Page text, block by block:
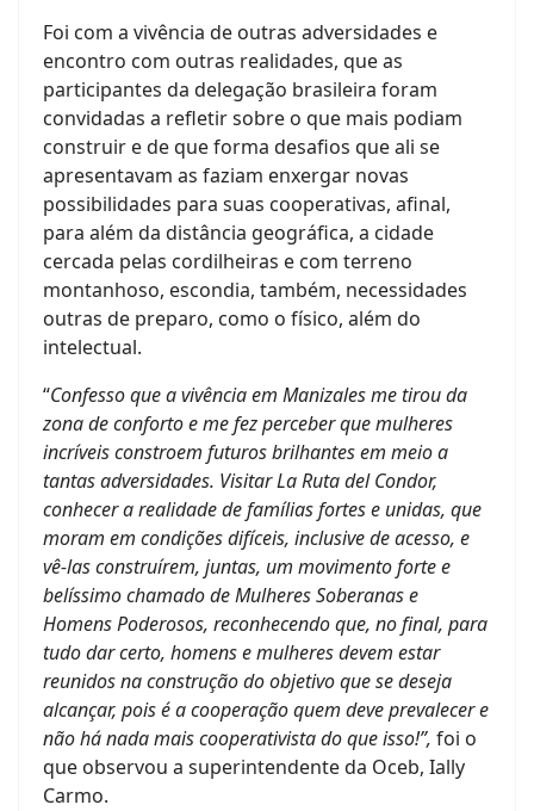
Foi com a vivência de outras adversidades e
encontro com outras realidades, que as
participantes da delegação brasileira foram
convidadas a refletir sobre o que mais podiam
construir e de que forma desafios que ali se
apresentavam as faziam enxergar novas
possibilidades para suas cooperativas, afinal,
para além da distância geográfica, a cidade
cercada pelas cordilheiras e com terreno
montanhoso, escondia, também, necessidades
outras de preparo, como o físico, além do
intelectual.
“Confesso que a vivência em Manizales me tirou da
zona de conforto e me fez perceber que mulheres
incríveis constroem futuros brilhantes em meio a
tantas adversidades. Visitar La Ruta del Condor,
conhecer a realidade de famílias fortes e unidas, que
moram em condições difíceis, inclusive de acesso, e
vê-las construírem, juntas, um movimento forte e
belíssimo chamado de Mulheres Soberanas e
Homens Poderosos, reconhecendo que, no final, para
tudo dar certo, homens e mulheres devem estar
reunidos na construção do objetivo que se deseja
alcançar, pois é a cooperação quem deve prevalecer e
não há nada mais cooperativista do que isso!”, foi o
que observou a superintendente da Oceb, Ially
Carmo.